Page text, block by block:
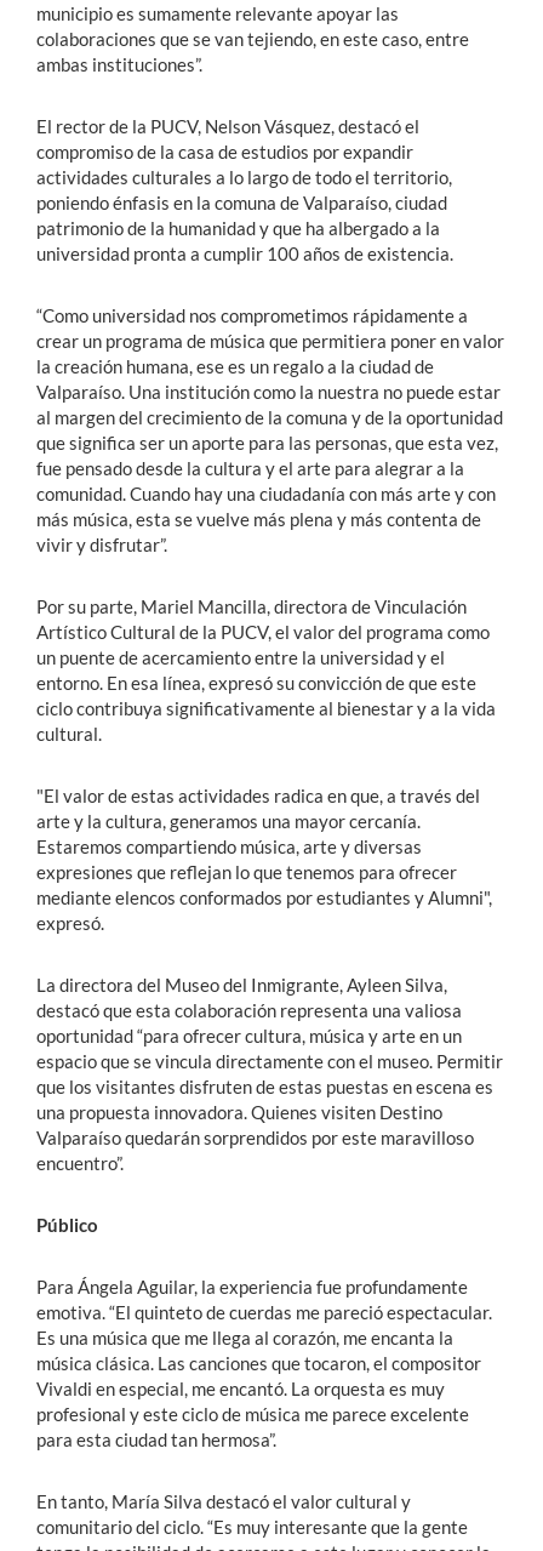
municipio es sumamente relevante apoyar las
colaboraciones que se van tejiendo, en este caso, entre
ambas instituciones”.
El rector de la PUCV, Nelson Vásquez, destacó el
compromiso de la casa de estudios por expandir
actividades culturales a lo largo de todo el territorio,
poniendo énfasis en la comuna de Valparaíso, ciudad
patrimonio de la humanidad y que ha albergado a la
universidad pronta a cumplir 100 años de existencia.
“Como universidad nos comprometimos rápidamente a
crear un programa de música que permitiera poner en valor
la creación humana, ese es un regalo a la ciudad de
Valparaíso. Una institución como la nuestra no puede estar
al margen del crecimiento de la comuna y de la oportunidad
que significa ser un aporte para las personas, que esta vez,
fue pensado desde la cultura y el arte para alegrar a la
comunidad. Cuando hay una ciudadanía con más arte y con
más música, esta se vuelve más plena y más contenta de
vivir y disfrutar”.
Por su parte, Mariel Mancilla, directora de Vinculación
Artístico Cultural de la PUCV, el valor del programa como
un puente de acercamiento entre la universidad y el
entorno. En esa línea, expresó su convicción de que este
ciclo contribuya significativamente al bienestar y a la vida
cultural.
"El valor de estas actividades radica en que, a través del
arte y la cultura, generamos una mayor cercanía.
Estaremos compartiendo música, arte y diversas
expresiones que reflejan lo que tenemos para ofrecer
mediante elencos conformados por estudiantes y Alumni",
expresó.
La directora del Museo del Inmigrante, Ayleen Silva,
destacó que esta colaboración representa una valiosa
oportunidad “para ofrecer cultura, música y arte en un
espacio que se vincula directamente con el museo. Permitir
que los visitantes disfruten de estas puestas en escena es
una propuesta innovadora. Quienes visiten Destino
Valparaíso quedarán sorprendidos por este maravilloso
encuentro”.
Público
Para Ángela Aguilar, la experiencia fue profundamente
emotiva. “El quinteto de cuerdas me pareció espectacular.
Es una música que me llega al corazón, me encanta la
música clásica. Las canciones que tocaron, el compositor
Vivaldi en especial, me encantó. La orquesta es muy
profesional y este ciclo de música me parece excelente
para esta ciudad tan hermosa”.
En tanto, María Silva destacó el valor cultural y
comunitario del ciclo. “Es muy interesante que la gente